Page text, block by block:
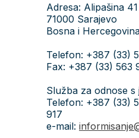
Adresa: Alipašina 41
71000 Sarajevo
Bosna i
Telefon: +387 (33)
Fax: +387 (33) 563
Služba za odnose s
Telefon: +387 (33)
917
e-mail: